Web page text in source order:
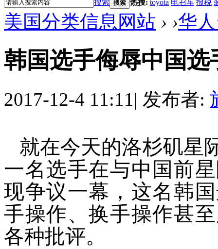
搜索 搜索 热搜: toyota 电召车 报税
美国分类信息网站 › ›华
韩国选手侮辱中国
2017-12-4 11:11| 发布者:
就在今天的洛杉矶星
一名选手在与中国前
现争议一幕，这名韩
手操作、换手操作甚
各种批评。